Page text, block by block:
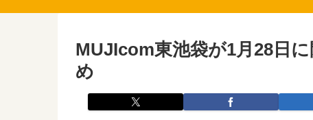
MUJIcom東池袋が1月28日
め